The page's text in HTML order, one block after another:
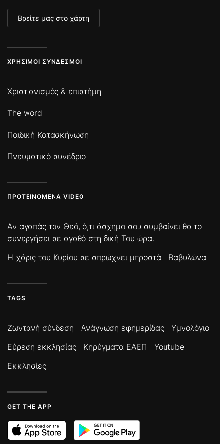
Βρείτε μας στο χάρτη
ΧΡΉΣΙΜΟΙ ΣΎΝΔΕΣΜΟΙ
Χριστιανισμός & επιστήμη
The word
Παιδική Κατασκήνωση
Πνευματικό συνέδριο
ΠΡΟΤΕΙΝΌΜΕΝΑ VIDEO
Αν αγαπάς τον Θεό, ό,τι άσχημο σου συμβαίνει θα το
συνεργήσει σε αγαθό στη δική Του ώρα.
Η χάρις του Κυρίου σε σπρώχνει μπροστά
Βαβυλώνα
TAGS
Ζωντανή σύνδεση Ανάγνωση εφημερίδας
Υμνολόγιο
Εύρεση εκκλησίας
Κηρύγματα ΕΑΕΠ
Youtube
Εκκλησίες
GET THE APP